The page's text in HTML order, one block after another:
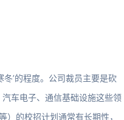
’的程度。公司裁员主要是砍
车电子、通信基础设施这些领
的校招计划通常有长期性，